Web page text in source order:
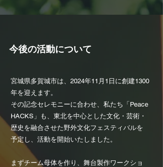
今後の活動について
宮城県多賀城市は、2024年11月1日に創建1300
年を迎えます。
その記念セレモニーに合わせ、私たち「Peace
HACKS」も、東北を中心とした文化・芸術・
歴史を融合させた野外文化フェスティバルを
予定し、活動を開始いたしました。
まずチーム母体を作り、舞台製作ワークショ